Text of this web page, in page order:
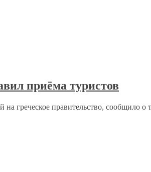
приёма туристов
на греческое правительство, сообщило о